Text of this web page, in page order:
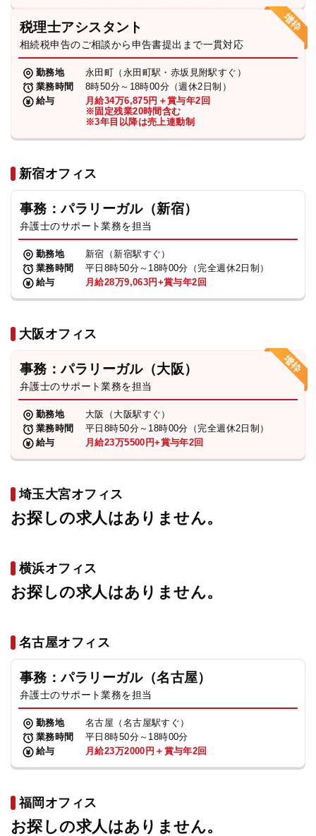
税理士アシスタント
相続税申告のご相談から申告書提出まで一貫対応
勤務地
永田町（永田町駅・赤坂見附駅すぐ）
業務時間
8時50分～18時00分（週休2日制）
給与
月給34万6,875円＋賞与年2回
※固定残業20時間含む
※3年目以降は売上連動制
新宿オフィス
事務：パラリーガル（新宿）
弁護士のサポート業務を担当
勤務地
新宿（新宿駅すぐ）
業務時間
平日8時50分～18時00分（完全週休2日制）
給与
月給28万9,063円+賞与年2回
大阪オフィス
事務：パラリーガル（大阪）
弁護士のサポート業務を担当
勤務地
大阪（大阪駅すぐ）
業務時間
平日8時50分～18時00分（完全週休2日制）
給与
月給23万5500円+賞与年2回
埼玉大宮オフィス
お探しの求人はありません。
横浜オフィス
お探しの求人はありません。
名古屋オフィス
事務：パラリーガル（名古屋）
弁護士のサポート業務を担当
勤務地
名古屋（名古屋駅すぐ）
業務時間
平日8時50分～18時00分
給与
月給23万2000円＋賞与年2回
福岡オフィス
お探しの求人はありません。
プライバシーポリシー
TikTok受賞 定義集 動画集